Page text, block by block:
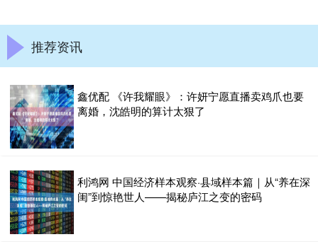
推荐资讯
鑫优配 《许我耀眼》：许妍宁愿直播卖鸡爪也要
离婚，沈皓明的算计太狠了
利鸿网 中国经济样本观察·县域样本篇｜从“养在深
闺”到惊艳世人——揭秘庐江之变的密码